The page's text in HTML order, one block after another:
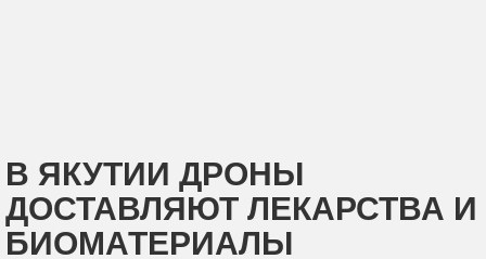
В ЯКУТИИ ДРОНЫ
ДОСТАВЛЯЮТ ЛЕКАРСТВА И
БИОМАТЕРИАЛЫ